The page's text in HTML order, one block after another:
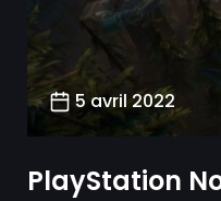
5 avril 2022
PlayStation